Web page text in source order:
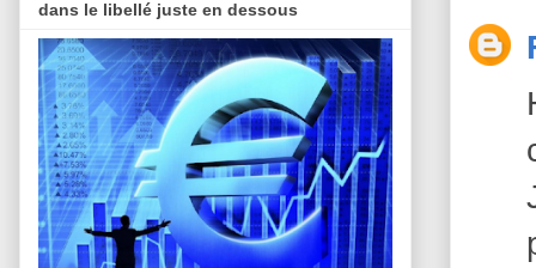
dans le libellé juste en dessous